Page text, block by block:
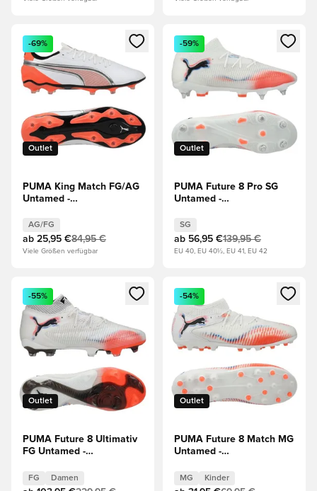
Öffnet ein neues Fenster zum Anmelden oder Registrieren
Outlet
-69%
PUMA King Match FG/AG
Untamed -
AG/FG
ab 25,95 €84,95 €
Viele Größen verfügbar
Öffnet ein neues Fenster
Outlet
-59%
PUMA Future 8 Pro SG
Untamed -
SG
ab 56,95 €139,95 €
EU 40, EU 40½, EU 41, EU 42
Öffnet ein neues Fenster zum Anmelden oder Registrieren
Outlet
-55%
PUMA Future 8 Ultimativ
FG Untamed -
FG Damen
Öffnet ein neues Fenster
Outlet
-54%
PUMA Future 8 Match MG
Untamed -
MG Kinder